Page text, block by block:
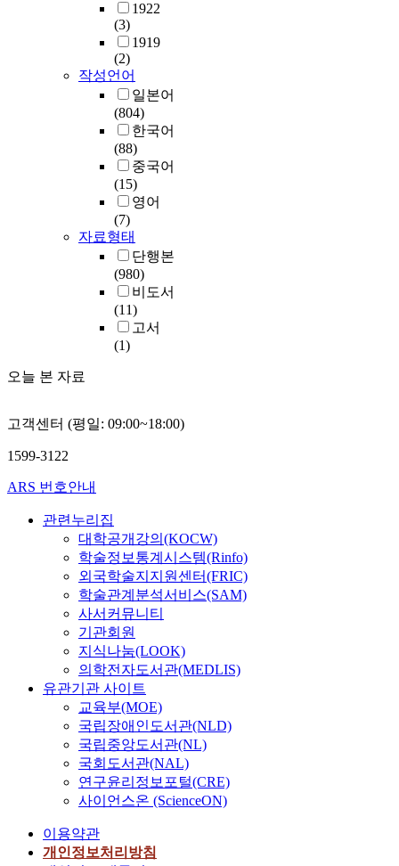
1922
(3)
1919
(2)
작성언어
일본어
(804)
한국어
(88)
중국어
(15)
영어
(7)
자료형태
단행본
(980)
비도서
(11)
고서
(1)
오늘 본 자료
고객센터 (평일: 09:00~18:00)
1599-3122
ARS 번호안내
관련누리집
대학공개강의(KOCW)
학술정보통계시스템(Rinfo)
외국학술지지원센터(FRIC)
학술관계분석서비스(SAM)
사서커뮤니티
기관회원
지식나눔(LOOK)
의학전자도서관(MEDLIS)
유관기관 사이트
교육부(MOE)
국립장애인도서관(NLD)
국립중앙도서관(NL)
국회도서관(NAL)
연구윤리정보포털(CRE)
사이언스온 (ScienceON)
이용약관
개인정보처리방침